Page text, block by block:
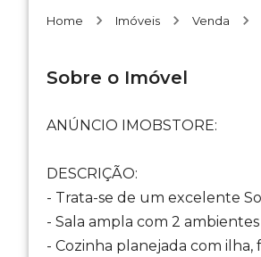
Home Imóveis Venda
Sobre o Imóvel
ANÚNCIO IMOBSTORE:
DESCRIÇÃO:
- Trata-se de um excelente
- Sala ampla com 2
- Cozinha planejada com ilha,